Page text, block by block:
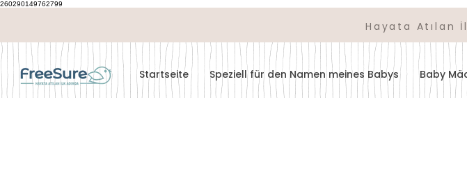
260290149762799
Hayata Atılan
Startseite Speziell für den Namen meines Babys Baby